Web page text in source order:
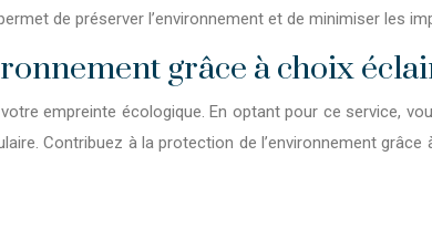
de préserver l’environnement et de minimiser les
grâce à choix
empreinte écologique. En optant pour ce service,
Contribuez à la protection de l’environnement